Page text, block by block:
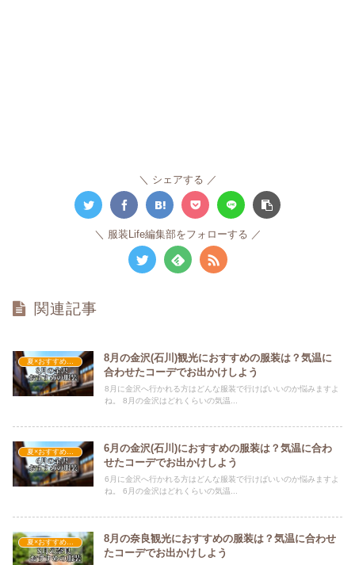
シェアする
服装Life編集部をフォローする
関連記事
夏×おすすめの服装
8月の金沢(石川)観光におすすめの服装は？気温に
合わせたコーデでお出かけしよう
8月に金沢へ行かれる方はどんな服装で行けばいいのか悩みますよ
ね。 8月の金沢はどれくらいの気温...
夏×おすすめの服装
6月の金沢(石川)におすすめの服装は？気温に合わ
せたコーデでお出かけしよう
6月に金沢へ行かれる方はどんな服装で行けばいいのか悩みますよ
ね。 6月の金沢はどれくらいの気温...
夏×おすすめの服装
8月の奈良観光におすすめの服装は？気温に合わせ
たコーデでお出かけしよう